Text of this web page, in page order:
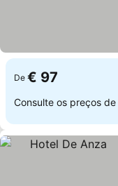
De € 97
Consulte os preços de